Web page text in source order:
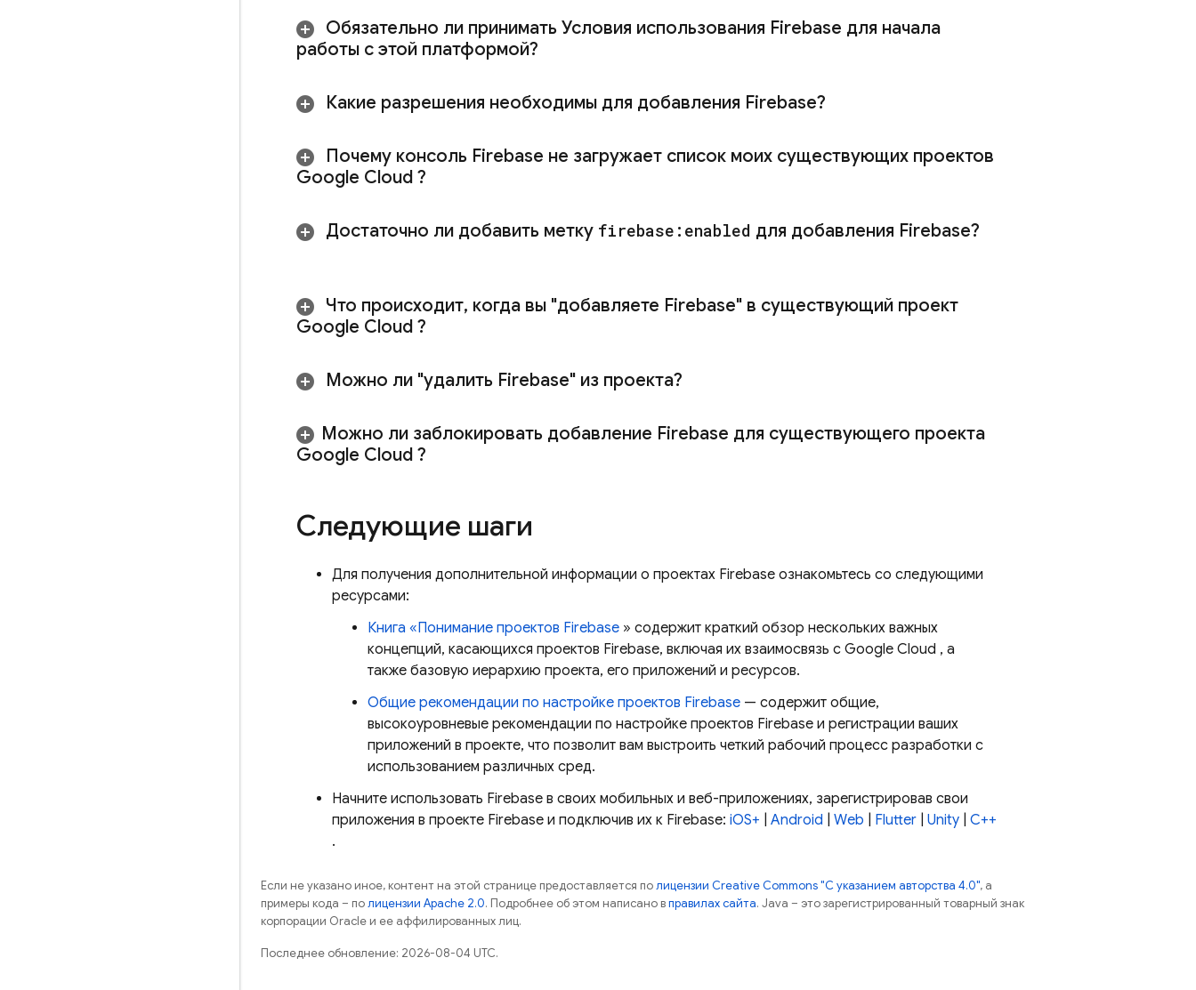
Обязательно ли принимать Условия использования Firebase для начала
работы с этой платформой?
Какие разрешения необходимы для добавления Firebase?
Почему консоль Firebase не загружает список моих существующих проектов
Google Cloud ?
Достаточно ли добавить метку firebase:enabled для добавления Firebase?
Что происходит, когда вы "добавляете Firebase" в существующий проект
Google Cloud ?
Можно ли "удалить Firebase" из проекта?
Можно ли заблокировать добавление Firebase для существующего проекта
Google Cloud ?
Следующие шаги
Для получения дополнительной информации о проектах Firebase ознакомьтесь со следующими
ресурсами:
Книга «Понимание проектов Firebase » содержит краткий обзор нескольких важных
концепций, касающихся проектов Firebase, включая их взаимосвязь с Google Cloud , а
также базовую иерархию проекта, его приложений и ресурсов.
Общие рекомендации по настройке проектов Firebase — содержит общие,
высокоуровневые рекомендации по настройке проектов Firebase и регистрации ваших
приложений в проекте, что позволит вам выстроить четкий рабочий процесс разработки с
использованием различных сред.
Начните использовать Firebase в своих мобильных и веб-приложениях, зарегистрировав свои
приложения в проекте Firebase и подключив их к Firebase: iOS+ Android Web Flutter Unity C++
.
Если не указано иное, контент на этой странице предоставляется полицензии Creative Commons "С указанием авторства 4.0", а
примеры кода – полицензии Apache 2.0. Подробнее об этом написано вправилах сайта. Java – это зарегистрированный товарный знак
корпорации Oracle и ее аффилированных лиц.
Последнее обновление: 2026-08-04 UTC.